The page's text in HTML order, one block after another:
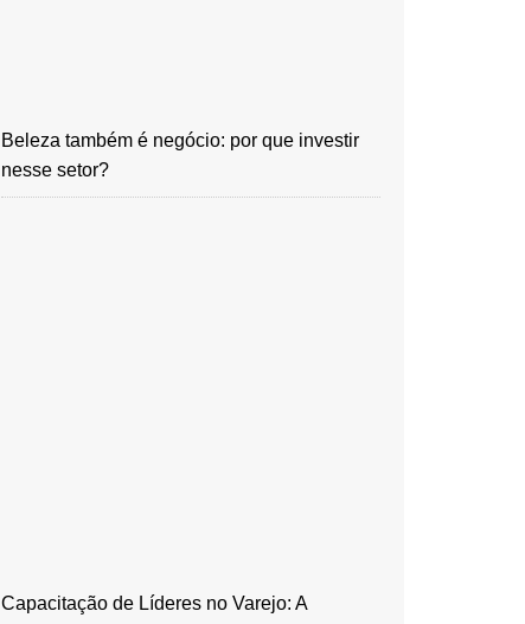
Beleza também é negócio: por que investir
nesse setor?
Capacitação de Líderes no Varejo: A